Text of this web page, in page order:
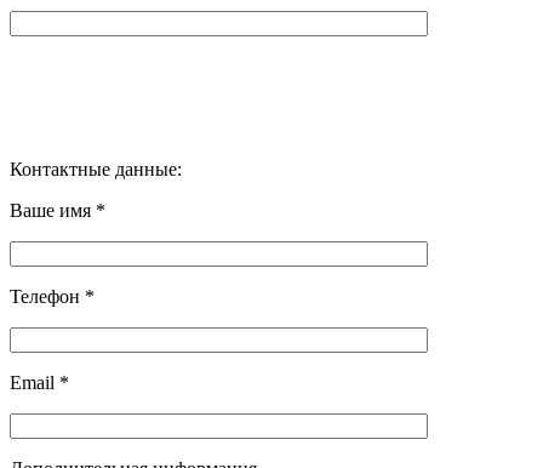
Контактные данные:
Ваше имя *
Телефон *
Email *